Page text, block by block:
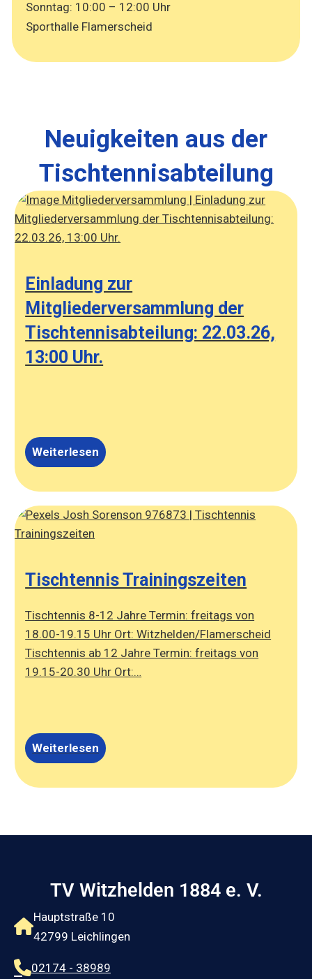
Sonntag: 10:00 – 12:00 Uhr
Sporthalle Flamerscheid
Neuigkeiten aus der
Tischtennisabteilung
Einladung zur
Mitgliederversammlung der
Tischtennisabteilung: 22.03.26,
13:00 Uhr.
Weiterlesen
Tischtennis Trainingszeiten
Tischtennis 8-12 Jahre Termin: freitags von
18.00-19.15 Uhr Ort: Witzhelden/Flamerscheid
Tischtennis ab 12 Jahre Termin: freitags von
19.15-20.30 Uhr Ort:…
Weiterlesen
TV Witzhelden 1884 e. V.
Hauptstraße 10
42799 Leichlingen
02174 - 38989